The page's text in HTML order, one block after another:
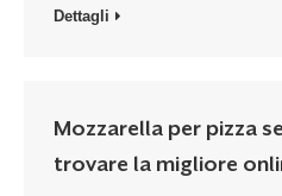
Dettagli
Mozzarella per pizza
trovare la migliore